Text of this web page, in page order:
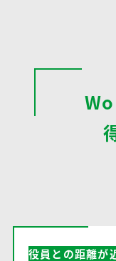
役員との距離が